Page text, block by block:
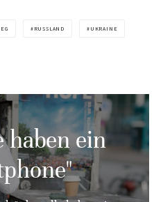
RUSSLAND UKRAINE
haben ein